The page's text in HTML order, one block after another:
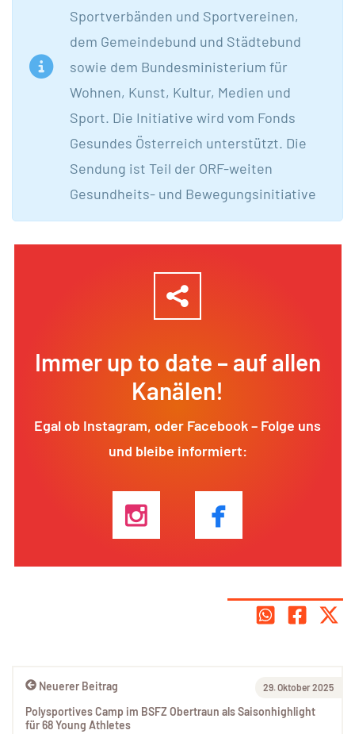
Sportverbänden und Sportvereinen,
dem Gemeindebund und Städtebund
sowie dem Bundesministerium für
Wohnen, Kunst, Kultur, Medien und
Sport. Die Initiative wird vom Fonds
Gesundes Österreich unterstützt. Die
Sendung ist Teil der ORF-weiten
Gesundheits- und Bewegungsinitiative
Immer up to date – auf allen
Kanälen!
Egal ob Instagram, oder Facebook – Folge uns
und bleibe informiert:
Neuerer Beitrag 29. Oktober 2025
Polysportives Camp im BSFZ Obertraun als Saisonhighlight
für 68 Young Athletes